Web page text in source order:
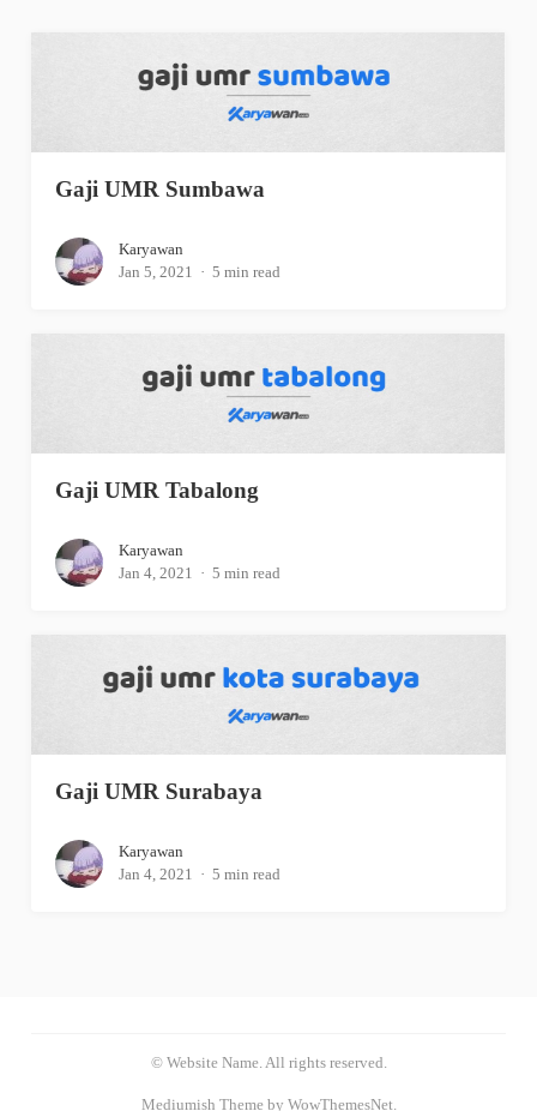
Gaji UMR Sumbawa
Karyawan
Jan 5, 2021
5 min read
Gaji UMR Tabalong
Karyawan
Jan 4, 2021
5 min read
Gaji UMR Surabaya
Karyawan
Jan 4, 2021
5 min read
© Website Name. All rights reserved.
Mediumish Theme by WowThemesNet.